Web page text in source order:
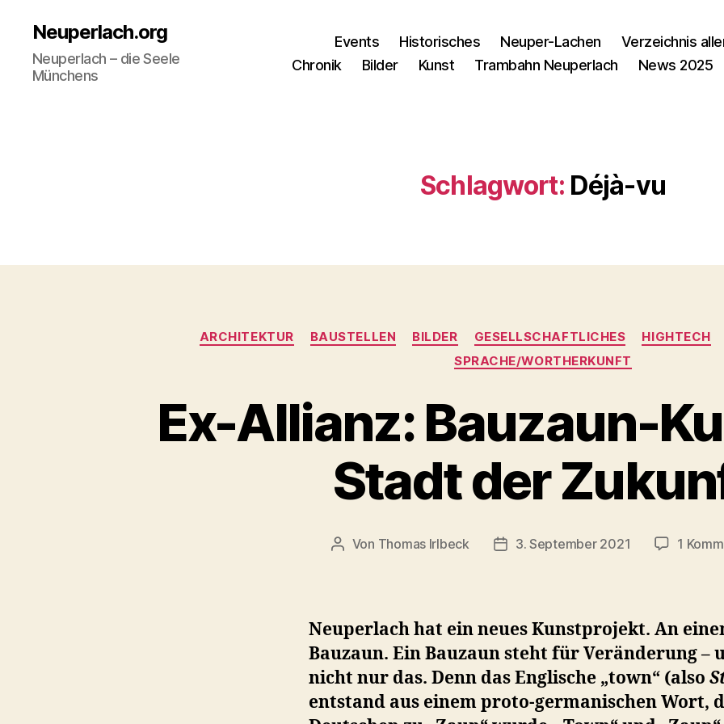
Neuperlach.org
Neuperlach – die Seele
Münchens
Events Historisches Neuper-Lachen Verzeichnis
Chronik
Bilder Kunst Trambahn Neuperlach News 2025
Schlagwort: Déjà-vu
Kategorien
ARCHITEKTUR BAUSTELLEN BILDER GESELLSCHAFTLICHES HIGHTECH
SPRACHE/WORTHERKUNFT
Ex-Allianz: Bauzaun-
Stadt der
Beitragsautor
Von Thomas Irlbeck Veröffentlichungsdatum
3. September 2021 1
Neuperlach hat ein neues Kunstprojekt. An
Bauzaun. Ein Bauzaun steht für Veränderung –
nicht nur das. Denn das Englische „town“ (also
entstand aus einem proto-germanischen Wort,